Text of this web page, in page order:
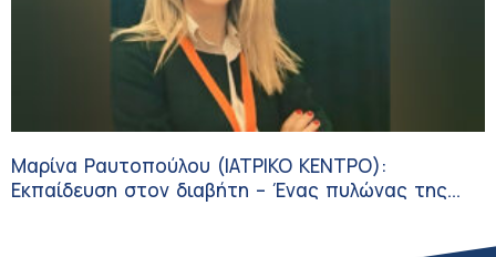
Μαρίνα Ραυτοπούλου (ΙΑΤΡΙΚΟ ΚΕΝΤΡΟ):
Εκπαίδευση στον διαβήτη – Ένας πυλώνας της